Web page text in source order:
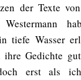
der Texte
tiefe Wasser
ihre Gedichte
erst als